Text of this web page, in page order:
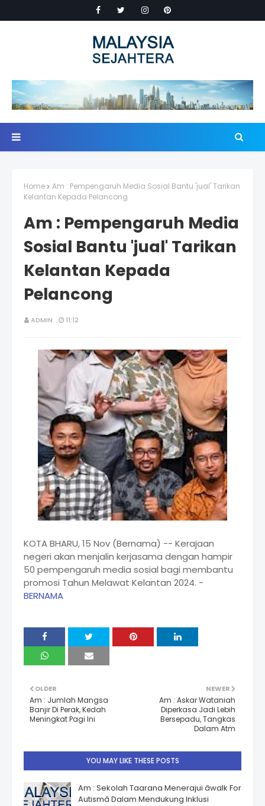
Home
Am : Pempengaruh Media Sosial Bantu 'jual' Tarikan
Kelantan Kepada Pelancong
Am : Pempengaruh Media
Sosial Bantu 'jual' Tarikan
Kelantan Kepada
Pelancong
ADMIN 11:12
KOTA BHARU, 15 Nov (Bernama) -- Kerajaan
negeri akan menjalin kerjasama dengan hampir
50 pempengaruh media sosial bagi membantu
promosi Tahun Melawat Kelantan 2024. -
BERNAMA
NEWER
Am : Askar Wataniah
Diperkasa Jadi Lebih
Bersepadu, Tangkas
Dalam Atm
OLDER
Am : Jumlah Mangsa
Banjir Di Perak, Kedah
Meningkat Pagi Ini
YOU MAY LIKE THESE POSTS
Am : Sekolah Taarana Menerajui âwalk For
Autismâ Dalam Mendukung Inklusi